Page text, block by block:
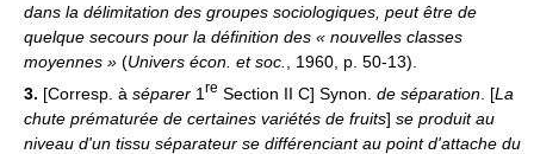
dans la délimitation des groupes sociologiques, peut être de
quelque secours pour la définition des « nouvelles classes
moyennes » (Univers écon. et soc.
, 1960, p. 50-13).
3. [Corresp. à séparer 1 re Section II C] Synon. de séparation . [La
chute prématurée de certaines variétés de fruits] se produit au
niveau d'un tissu séparateur se différenciant au point d'attache du